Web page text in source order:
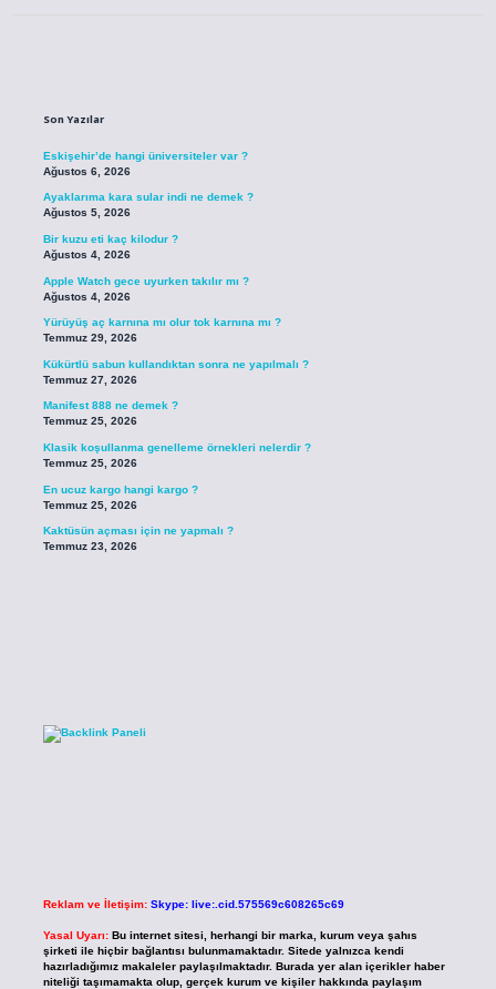
Son Yazılar
Eskişehir’de hangi üniversiteler var ?
Ağustos 6, 2026
Ayaklarıma kara sular indi ne demek ?
Ağustos 5, 2026
Bir kuzu eti kaç kilodur ?
Ağustos 4, 2026
Apple Watch gece uyurken takılır mı ?
Ağustos 4, 2026
Yürüyüş aç karnına mı olur tok karnına mı ?
Temmuz 29, 2026
Kükürtlü sabun kullandıktan sonra ne yapılmalı ?
Temmuz 27, 2026
Manifest 888 ne demek ?
Temmuz 25, 2026
Klasik koşullanma genelleme örnekleri nelerdir ?
Temmuz 25, 2026
En ucuz kargo hangi kargo ?
Temmuz 25, 2026
Kaktüsün açması için ne yapmalı ?
Temmuz 23, 2026
Reklam ve İletişim: Skype: live:.cid.575569c608265c69
Yasal Uyarı: Bu internet sitesi, herhangi bir marka, kurum veya şahıs
şirketi ile hiçbir bağlantısı bulunmamaktadır. Sitede yalnızca kendi
hazırladığımız makaleler paylaşılmaktadır. Burada yer alan içerikler haber
niteliği taşımamakta olup, gerçek kurum ve kişiler hakkında paylaşım